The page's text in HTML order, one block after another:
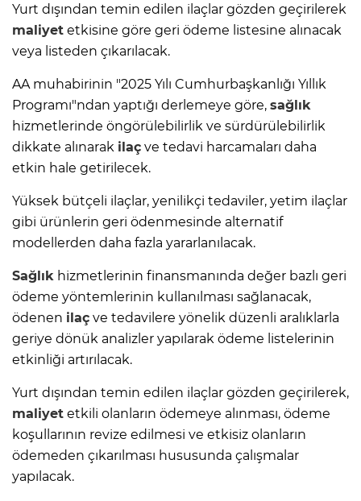
Yurt dışından temin edilen ilaçlar gözden geçirilerek
maliyet etkisine göre geri ödeme listesine alınacak
veya listeden çıkarılacak.
AA muhabirinin "2025 Yılı Cumhurbaşkanlığı Yıllık
Programı"ndan yaptığı derlemeye göre, sağlık
hizmetlerinde öngörülebilirlik ve sürdürülebilirlik
dikkate alınarak ilaç ve tedavi harcamaları daha
etkin hale getirilecek.
Yüksek bütçeli ilaçlar, yenilikçi tedaviler, yetim ilaçlar
gibi ürünlerin geri ödenmesinde alternatif
modellerden daha fazla yararlanılacak.
Sağlık hizmetlerinin finansmanında değer bazlı geri
ödeme yöntemlerinin kullanılması sağlanacak,
ödenen ilaç ve tedavilere yönelik düzenli aralıklarla
geriye dönük analizler yapılarak ödeme listelerinin
etkinliği artırılacak.
Yurt dışından temin edilen ilaçlar gözden geçirilerek,
maliyet etkili olanların ödemeye alınması, ödeme
koşullarının revize edilmesi ve etkisiz olanların
ödemeden çıkarılması hususunda çalışmalar
yapılacak.